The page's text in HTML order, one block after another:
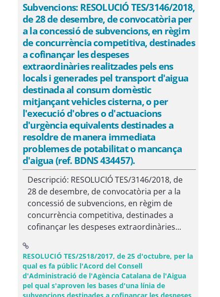
Subvencions: RESOLUCIÓ TES/3146/2018,
de 28 de desembre, de convocatòria per
a la concessió de subvencions, en règim
de concurrència competitiva, destinades
a cofinançar les despeses
extraordinàries realitzades pels ens
locals i generades pel transport d'aigua
destinada al consum domèstic
mitjançant vehicles cisterna, o per
l'execució d'obres o d'actuacions
d'urgència equivalents destinades a
resoldre de manera immediata
problemes de potabilitat o mancança
d'aigua (ref. BDNS 434457).
Descripció: RESOLUCIÓ TES/3146/2018, de
28 de desembre, de convocatòria per a la
concessió de subvencions, en règim de
concurrència competitiva, destinades a
cofinançar les despeses extraordinàries...
RESOLUCIÓ TES/2518/2017, de 25 d'octubre, per la
qual es fa públic l'Acord del Consell
d'Administració de l'Agència Catalana de l'Aigua
pel qual s'aproven les bases d'una línia de